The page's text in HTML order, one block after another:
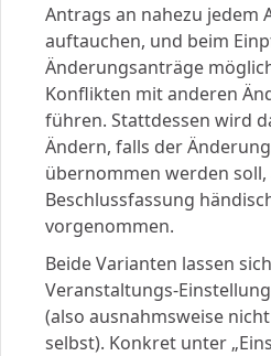
Antrags an nahezu jedem
auftauchen, und beim
Änderungsanträge
Konflikten mit anderen
führen. Stattdessen wird
Ändern, falls der
übernommen werden soll,
Beschlussfassung
vorgenommen.
Beide Varianten lassen
Veranstaltungs-
(also ausnahmsweise
selbst). Konkret unter